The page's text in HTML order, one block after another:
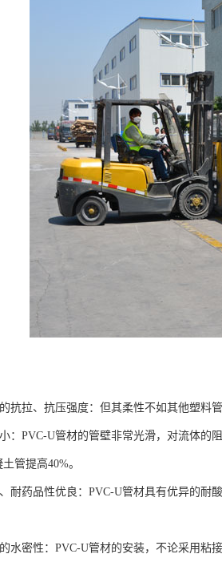
抗拉、抗压强度：但其柔性不如其他塑料管
：PVC-U管材的管壁非常光滑，对流体的
管提高40%。
耐药品性优良：PVC-U管材具有优异的耐
水密性：PVC-U管材的安装，不论采用粘